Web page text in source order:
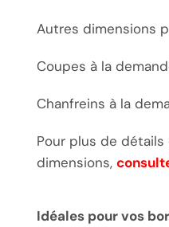
Autres dimensions
Coupes à la
Chanfreins à la
Pour plus de détails
dimensions,
Idéales pour vos